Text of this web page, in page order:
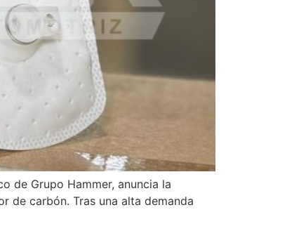
de Grupo Hammer, anuncia la
de carbón. Tras una alta demanda